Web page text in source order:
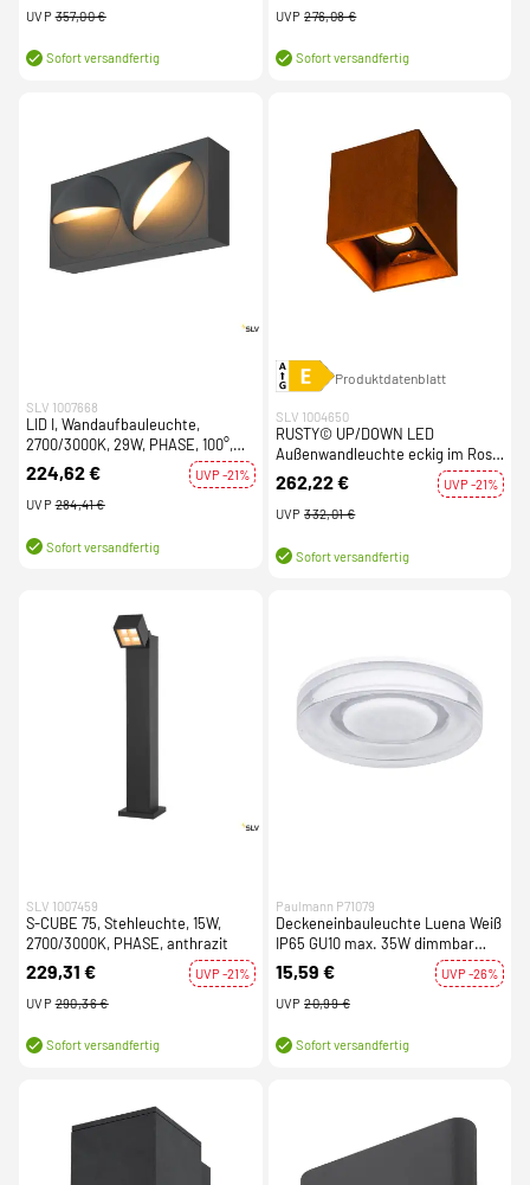
UVP 357,00 €
Sofort versandfertig
UVP 276,08 €
Sofort versandfertig
SLV 1007668
LID I, Wandaufbauleuchte,
2700/3000K, 29W, PHASE, 100°,
anthrazit
224,62 €
UVP -21%
UVP 284,41 €
Sofort versandfertig
Produktdatenblatt
SLV 1004650
RUSTY© UP/DOWN LED
Außenwandleuchte eckig im Rost-
Design IP65 CCT switch
3000/4000K
262,22 €
UVP -21%
UVP 332,01 €
Sofort versandfertig
SLV 1007459
S-CUBE 75, Stehleuchte, 15W,
2700/3000K, PHASE, anthrazit
229,31 €
UVP -21%
UVP 290,36 €
Sofort versandfertig
Paulmann P71079
Deckeneinbauleuchte Luena Weiß
IP65 GU10 max. 35W dimmbar
230V
15,59 €
UVP -26%
UVP 20,99 €
Sofort versandfertig